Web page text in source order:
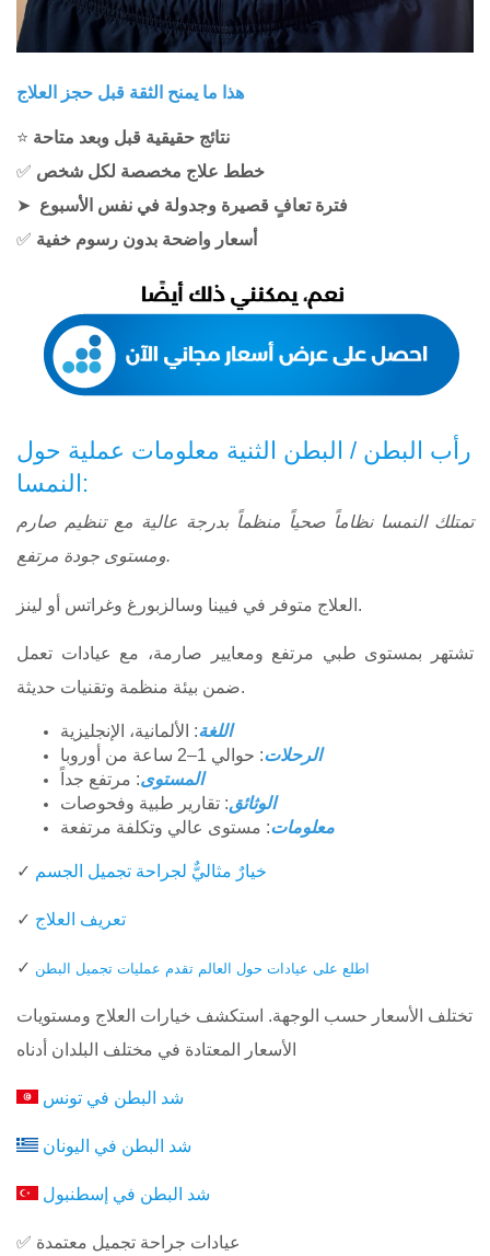
هذا ما يمنح الثقة قبل حجز العلاج
⭐ نتائج حقيقية قبل وبعد متاحة
✅ خطط علاج مخصصة لكل شخص
➤ فترة تعافٍ قصيرة وجدولة في نفس الأسبوع
✅ أسعار واضحة بدون رسوم خفية
رأب البطن / البطن الثنية معلومات عملية حول
:النمسا
تمتلك النمسا نظاماً صحياً منظماً بدرجة عالية مع تنظيم صارم
ومستوى جودة مرتفع.
العلاج متوفر في فيينا وسالزبورغ وغراتس أو لينز.
تشتهر بمستوى طبي مرتفع ومعايير صارمة، مع عيادات تعمل
ضمن بيئة منظمة وتقنيات حديثة.
اللغة: الألمانية، الإنجليزية
الرحلات: حوالي 1–2 ساعة من أوروبا
المستوى: مرتفع جداً
الوثائق: تقارير طبية وفحوصات
معلومات: مستوى عالي وتكلفة مرتفعة
✓ خيارٌ مثاليٌّ لجراحة تجميل الجسم
✓ تعريف العلاج
✓ اطلع على عيادات حول العالم تقدم عمليات تجميل البطن
تختلف الأسعار حسب الوجهة. استكشف خيارات العلاج ومستويات
الأسعار المعتادة في مختلف البلدان أدناه
شد البطن في تونس
شد البطن في اليونان
شد البطن في إسطنبول
✅ عيادات جراحة تجميل معتمدة